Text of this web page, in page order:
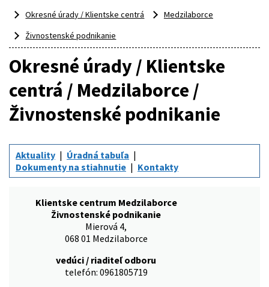
Okresné úrady / Klientske centrá
Medzilaborce
Živnostenské podnikanie
Okresné úrady / Klientske
centrá / Medzilaborce /
Živnostenské podnikanie
Aktuality
Úradná tabuľa
Dokumenty na stiahnutie
Kontakty
Klientske centrum Medzilaborce
Živnostenské podnikanie
Mierová 4,
068 01 Medzilaborce
vedúci / riaditeľ odboru
telefón: 0961805719